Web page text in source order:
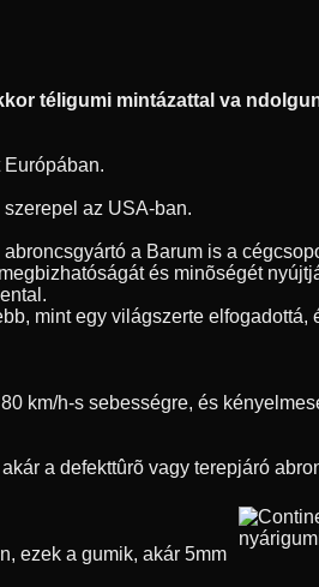
téligumi mintázattal va
az USA-ban.
a Barum is a
és minõségét
mint egy világszerte elfogadottá,
km/h-s sebességre, és
a defekttûrõ vagy terepjáró
ezek a gumik, akár 5mm